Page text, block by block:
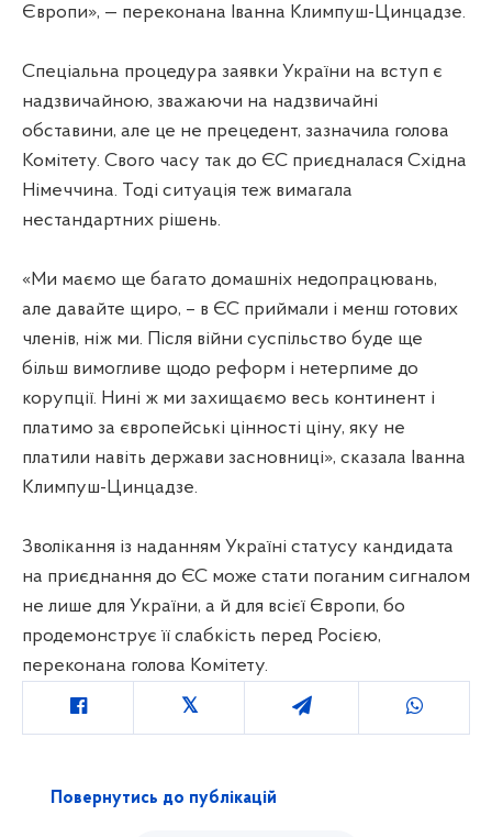
Європи», — переконана Іванна Климпуш-Цинцадзе.
Спеціальна процедура заявки України на вступ є
надзвичайною, зважаючи на надзвичайні
обставини, але це не прецедент, зазначила голова
Комітету. Свого часу так до ЄС приєдналася Східна
Німеччина. Тоді ситуація теж вимагала
нестандартних рішень.
«Ми маємо ще багато домашніх недопрацювань,
але давайте щиро, – в ЄС приймали і менш готових
членів, ніж ми. Після війни суспільство буде ще
більш вимогливе щодо реформ і нетерпиме до
корупції. Нині ж ми захищаємо весь континент і
платимо за європейські цінності ціну, яку не
платили навіть держави засновниці», сказала Іванна
Климпуш-Цинцадзе.
Зволікання із наданням Україні статусу кандидата
на приєднання до ЄС може стати поганим сигналом
не лише для України, а й для всієї Європи, бо
продемонструє її слабкість перед Росією,
переконана голова Комітету.
Повернутись до публікацій